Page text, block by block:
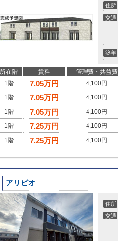
住所
交通
築年
所在階 賃料 管理費・共益費
1階
7.05万円 4,100円
1階
7.05万円 4,100円
1階
7.05万円 4,100円
1階
7.25万円 4,100円
1階
7.25万円 4,100円
アリビオ
住所
交通